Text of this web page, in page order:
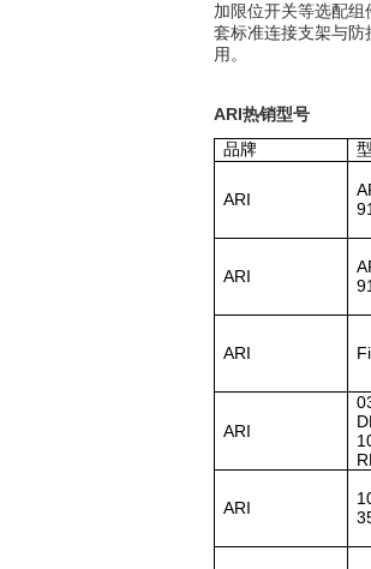
加限位开关等选配
套标准连接支架与
用。
ARI热销型号
品牌
ARI
ARI
ARI
ARI
ARI